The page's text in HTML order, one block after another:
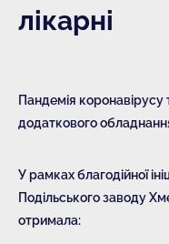
лікарні
Пандемія
додаткового
У рамках благодійної
Подільського заводу
отримала: